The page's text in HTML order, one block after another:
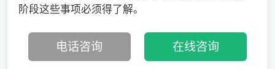
阶段这些事项必须得了解。
电话咨询 在线咨询